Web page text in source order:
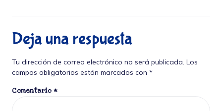
Deja una respuesta
Tu dirección de correo electrónico no será publicada. Los
campos obligatorios están marcados con *
Comentario *